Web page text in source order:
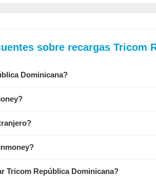
sobre recargas Tricom
Dominicana?
Tricom República Dominicana?